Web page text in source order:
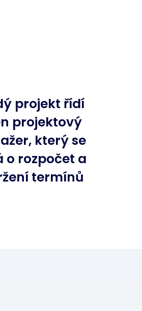
projekt řídí
projektový
který se
o rozpočet a
termínů